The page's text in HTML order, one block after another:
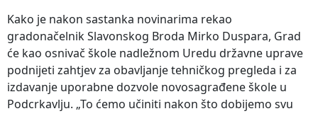
Kako je nakon sastanka novinarima rekao
gradonačelnik Slavonskog Broda Mirko Duspara, Grad
će kao osnivač škole nadležnom Uredu državne uprave
podnijeti zahtjev za obavljanje tehničkog pregleda i za
izdavanje uporabne dozvole novosagrađene škole u
Podcrkavlju. „To ćemo učiniti nakon što dobijemo svu